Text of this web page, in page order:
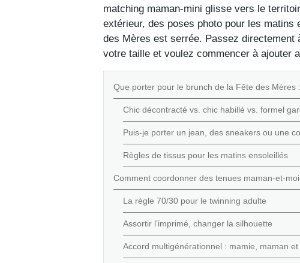
matching maman-mini glisse vers le
extérieur, des poses photo pour les matins
des Mères est serrée. Passez directement
votre taille et voulez commencer à ajouter
Que porter pour le brunch de la Fête des
Chic décontracté vs. chic habillé vs. formel
Puis-je porter un jean, des sneakers ou une
Règles de tissus pour les matins ensoleillés
Comment coordonner des tenues maman-et-
La règle 70/30 pour le twinning adulte
Assortir l’imprimé, changer la silhouette
Accord multigénérationnel : mamie, maman et